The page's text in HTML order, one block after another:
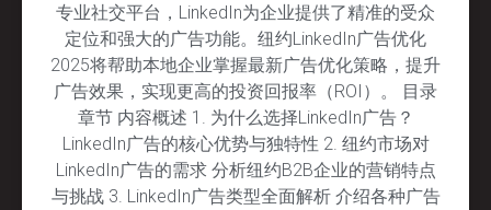
专业社交平台，LinkedIn为企业提供了精准的受众
定位和强大的广告功能。纽约LinkedIn广告优化
2025将帮助本地企业掌握最新广告优化策略，提升
广告效果，实现更高的投资回报率（ROI）。 目录
章节 内容概述 1. 为什么选择LinkedIn广告？
LinkedIn广告的核心优势与独特性 2. 纽约市场对
LinkedIn广告的需求 分析纽约B2B企业的营销特点
与挑战 3. LinkedIn广告类型全面解析 介绍各种广告